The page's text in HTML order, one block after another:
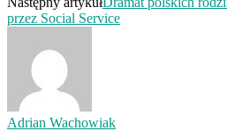
przez Social Service
Adrian Wachowiak